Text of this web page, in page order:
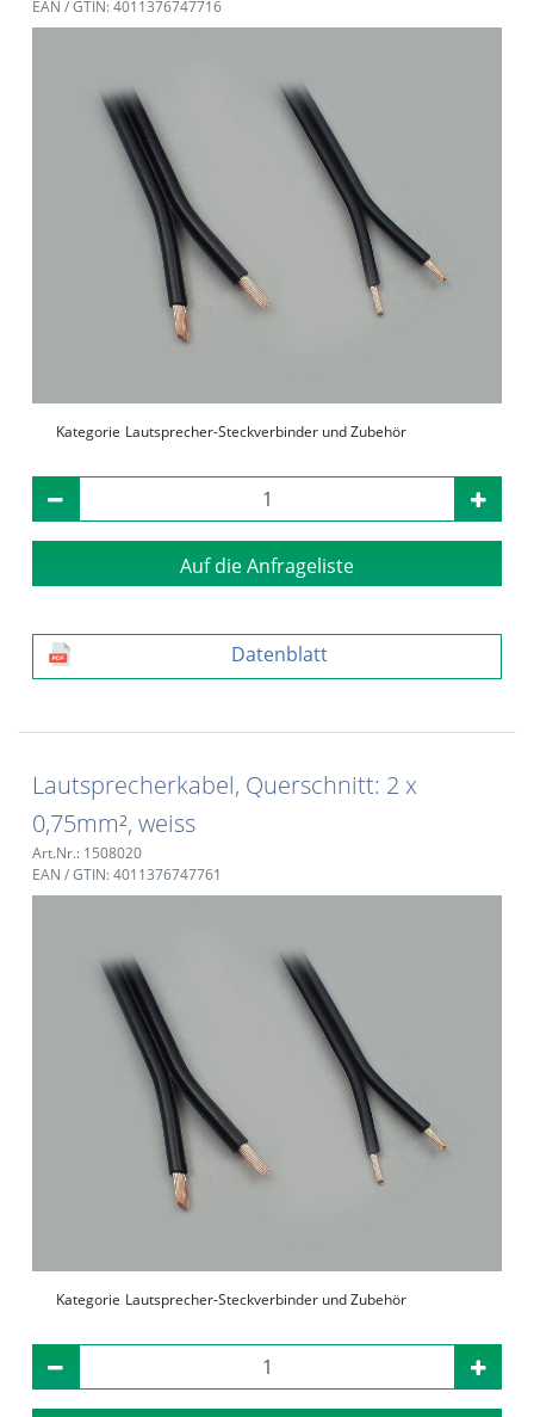
EAN / GTIN: 4011376747716
Kategorie Lautsprecher-Steckverbinder und Zubehör
Auf die Anfrageliste
Datenblatt
Lautsprecherkabel, Querschnitt: 2 x
0,75mm², weiss
Art.Nr.: 1508020
EAN / GTIN: 4011376747761
Kategorie Lautsprecher-Steckverbinder und Zubehör